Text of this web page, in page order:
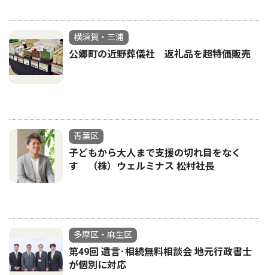
横須賀・三浦
公郷町の近野葬儀社 返礼品を超特価販売
青葉区
子どもから大人まで支援の切れ目をなく
す （株）ウェルミナス 松村社長
多摩区・麻生区
第49回 遺言･相続無料相談会 地元行政書士
が個別に対応